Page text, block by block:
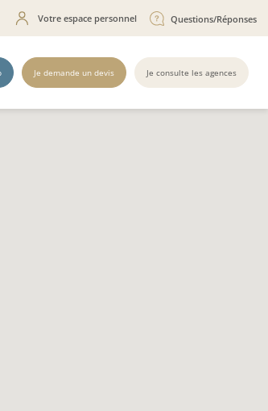
Votre espace personnel Questions/Réponses
Je demande un devis Je consulte les agences